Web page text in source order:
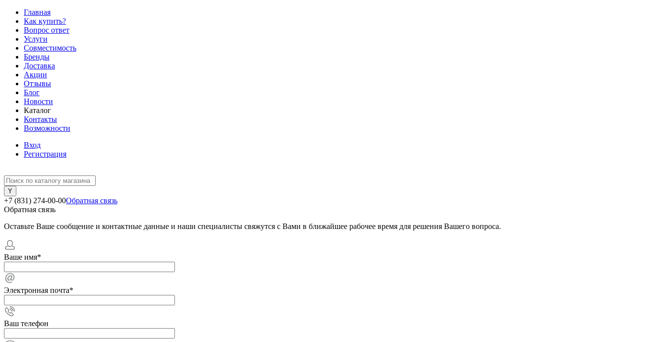
Главная
Как купить?
Вопрос ответ
Услуги
Совместимость
Бренды
Доставка
Акции
Отзывы
Блог
Новости
Каталог
Контакты
Возможности
Вход
Регистрация
+7 (831) 274-00-00Обратная связь
Обратная связь
Оставьте Ваше сообщение и контактные данные и наши специалисты свяжутся с Вами в ближайшее рабочее время для решения Вашего вопроса.
Ваше имя*
Электронная почта*
Ваш телефон